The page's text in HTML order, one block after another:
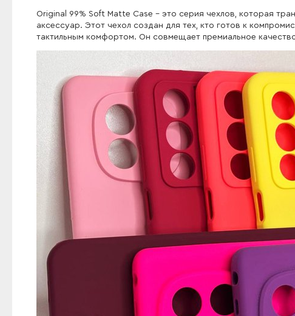
Original 99% Soft Matte Case - это серия чехлов, которая
аксессуар. Этот чехол создан для тех, кто готов к
тактильным комфортом. Он совмещает премиальное